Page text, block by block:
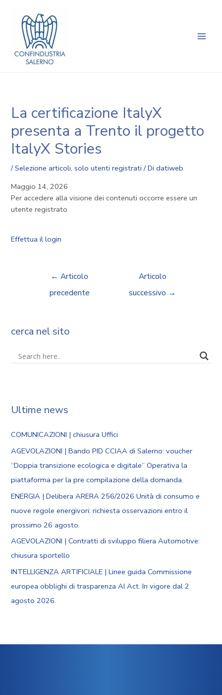
contenuto
La certificazione ItalyX
presenta a Trento il progetto
ItalyX Stories
/Selezione articoli,solo utenti registrati / Didatiweb
Maggio 14, 2026
Per accedere alla visione dei contenuti occorre essere un
utente registrato
Effettua il login
articoli
← Articolo
precedente
Articolo
successivo →
cerca nel sito
Ultime news
COMUNICAZIONI | chiusura Uffici
AGEVOLAZIONI | Bando PID CCIAA di Salerno: voucher
“Doppia transizione ecologica e digitale” Operativa la
piattaforma per la pre compilazione della domanda.
ENERGIA | Delibera ARERA 256/2026 Unità di consumo e
nuove regole energivori: richiesta osservazioni entro il
prossimo 26 agosto.
AGEVOLAZIONI | Contratti di sviluppo filiera Automotive:
chiusura sportello
INTELLIGENZA ARTIFICIALE | Linee guida Commissione
europea obblighi di trasparenza AI Act. In vigore dal 2
agosto 2026.